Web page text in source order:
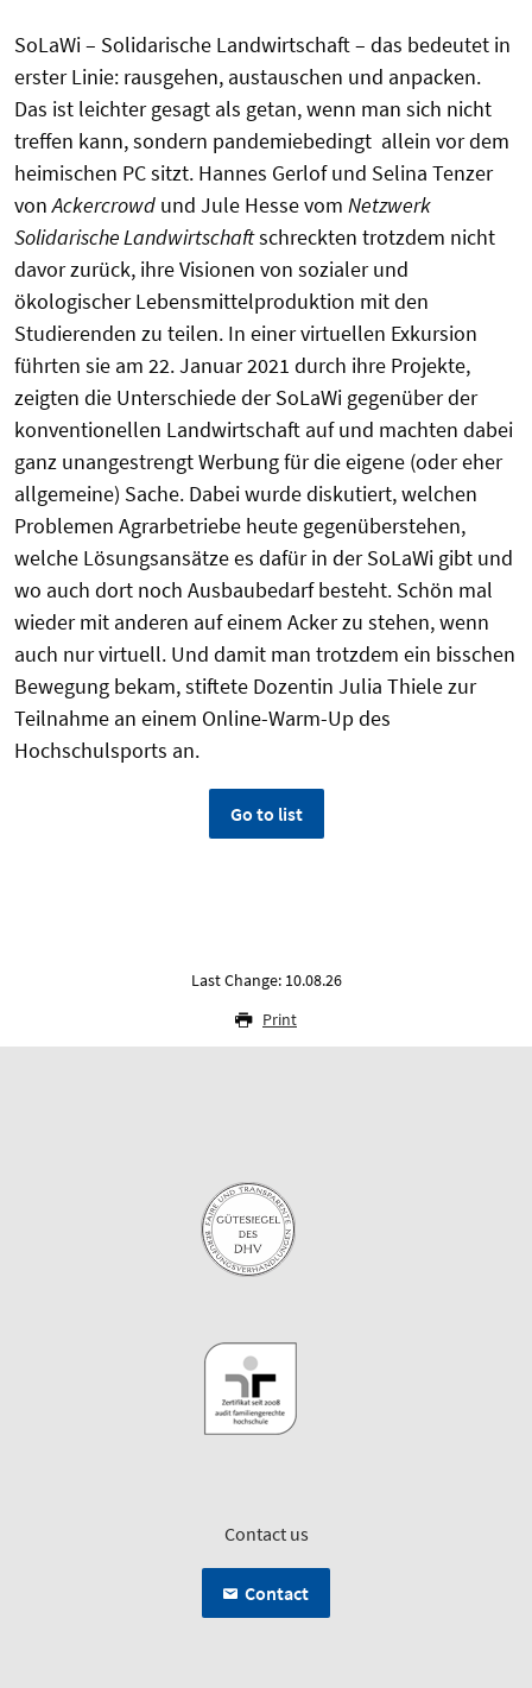
SoLaWi – Solidarische Landwirtschaft – das bedeutet in
erster Linie: rausgehen, austauschen und anpacken.
Das ist leichter gesagt als getan, wenn man sich nicht
treffen kann, sondern pandemiebedingt allein vor dem
heimischen PC sitzt. Hannes Gerlof und Selina Tenzer
vonAckercrowd und Jule Hesse vom Netzwerk
Solidarische Landwirtschaftschreckten trotzdem nicht
davor zurück, ihre Visionen von sozialer und
ökologischer Lebensmittelproduktion mit den
Studierenden zu teilen. In einer virtuellen Exkursion
führten sie am 22. Januar 2021 durch ihre Projekte,
zeigten die Unterschiede der SoLaWi gegenüber der
konventionellen Landwirtschaft auf und machten dabei
ganz unangestrengt Werbung für die eigene (oder eher
allgemeine) Sache. Dabei wurde diskutiert, welchen
Problemen Agrarbetriebe heute gegenüberstehen,
welche Lösungsansätze es dafür in der SoLaWi gibt und
wo auch dort noch Ausbaubedarf besteht. Schön mal
wieder mit anderen auf einem Acker zu stehen, wenn
auch nur virtuell. Und damit man trotzdem ein bisschen
Bewegung bekam, stiftete Dozentin Julia Thiele zur
Teilnahme an einem Online-Warm-Up des
Hochschulsports an.
Go to list
Last Change: 10.08.26
Print
Contact us
Contact